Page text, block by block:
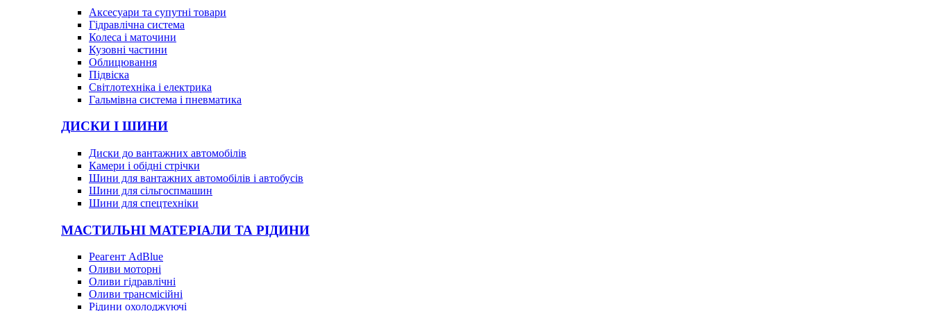
Аксесуари та супутні товари
Гідравлічна система
Колеса і маточини
Кузовні частини
Облицювання
Підвіска
Світлотехніка і електрика
Гальмівна система і пневматика
ДИСКИ І ШИНИ
Диски до вантажних автомобілів
Камери і обідні стрічки
Шини для вантажних автомобілів і автобусів
Шини для сільгоспмашин
Шини для спецтехніки
МАСТИЛЬНІ МАТЕРІАЛИ ТА РІДИНИ
Реагент AdBlue
Оливи моторні
Оливи гідравлічні
Оливи трансмісійні
Рідини охолоджуючі